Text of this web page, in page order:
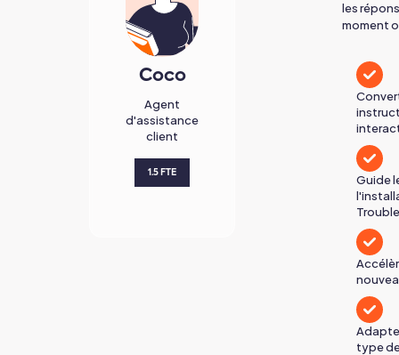
Coco
Agent
d'assistance
client
1.5 FTE
les
moment
Guide
type